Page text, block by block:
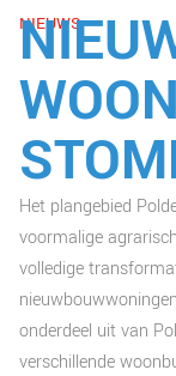
NIEUWS
Het plangebied
voormalige
volledige
onderdeel uit van
verschillende